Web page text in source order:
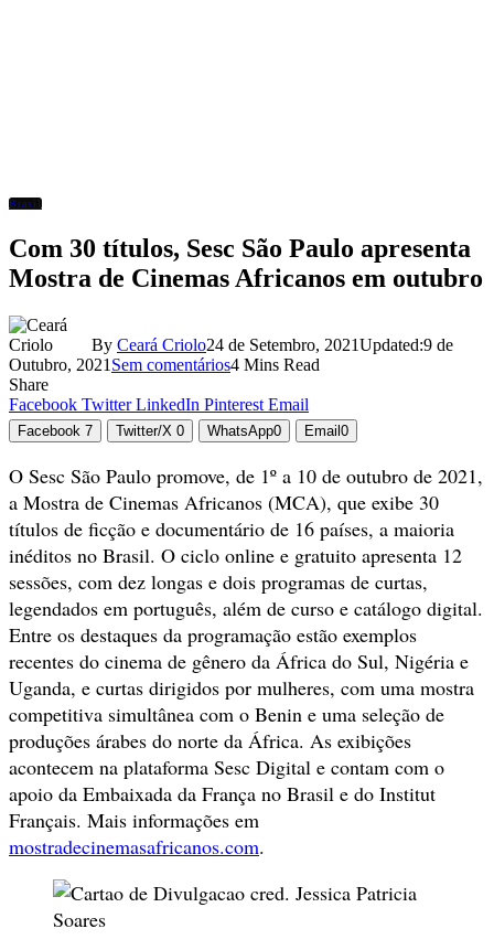
Brasil
Com 30 títulos, Sesc São Paulo apresenta
Mostra de Cinemas Africanos em outubro
By Ceará Criolo24 de Setembro, 2021Updated:9 de
Outubro, 2021 Sem comentários4 Mins Read
Share
Facebook Twitter LinkedIn Pinterest Email
Facebook 7 Twitter/X 0 WhatsApp0 Email 0
O Sesc São Paulo promove, de 1º a 10 de outubro de 2021,
a Mostra de Cinemas Africanos (MCA), que exibe 30
títulos de ficção e documentário de 16 países, a maioria
inéditos no Brasil. O ciclo online e gratuito apresenta 12
sessões, com dez longas e dois programas de curtas,
legendados em português, além de curso e catálogo digital.
Entre os destaques da programação estão exemplos
recentes do cinema de gênero da África do Sul, Nigéria e
Uganda, e curtas dirigidos por mulheres, com uma mostra
competitiva simultânea com o Benin e uma seleção de
produções árabes do norte da África. As exibições
acontecem na plataforma Sesc Digital e contam com o
apoio da Embaixada da França no Brasil e do Institut
Français. Mais informações em
mostradecinemasafricanos.com.